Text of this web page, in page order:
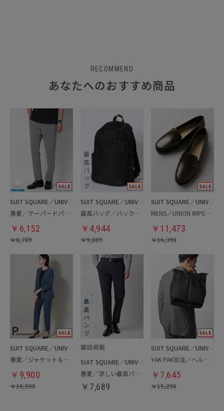
RECOMMEND
あなたへのおすすめ商品
SUIT SQUARE／UNIVERSAL LANGUAGE
春夏／テーパードパンツ
￥ 6,152
￥8,789
SUIT SQUARE／UNIVERSAL LANGUAGE
最高バッグ／バックパック
￥ 4,944
￥9,889
SUIT SQUARE／UNIVERSAL LANGUAGE
MENS／UNION IMPERIAL監修／コインローファー
￥ 11,473
￥16,390
SUIT SQUARE／UNIVERSAL LANGUAGE／WHITE
春夏／ジャケット＆パンツセットアップ／洗濯ネット付き
￥ 9,900
￥16,500
SUIT SQUARE／UNIVERSAL LANGUAGE
春夏／涼しい最高パンツ
￥ 7,689
SUIT SQUARE／UNIVERSAL LANGUAGE
YAK PAK別注／ヘルメットバッグ
￥ 7,645
￥15,290